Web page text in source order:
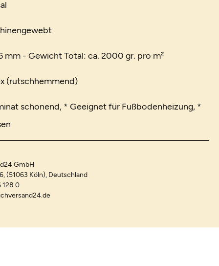
mm - Gewicht Total: ca. 2000 gr. pro m²
(rutschhemmend)
schonend, * Geeignet für Fußbodenheizung, *
GmbH
(51063 Köln), Deutschland
128 0